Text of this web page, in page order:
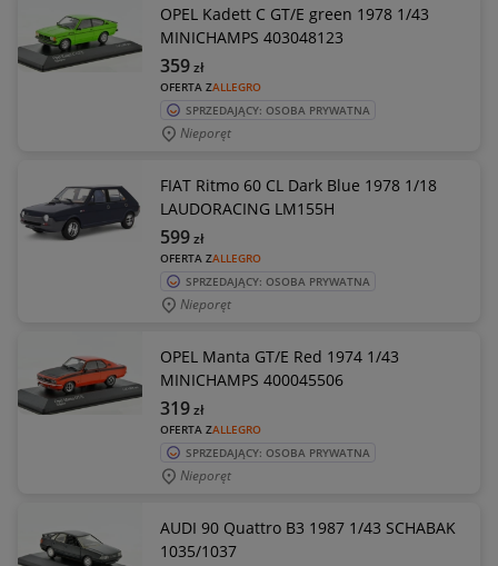
OPEL Kadett C GT/E green 1978 1/43
MINICHAMPS 403048123
OFERTA ZALLEGRO
359zł
SPRZEDAJĄCY: OSOBA PRYWATNA
Nieporęt
FIAT Ritmo 60 CL Dark Blue 1978 1/18
LAUDORACING LM155H
OFERTA ZALLEGRO
599zł
SPRZEDAJĄCY: OSOBA PRYWATNA
Nieporęt
OPEL Manta GT/E Red 1974 1/43
MINICHAMPS 400045506
OFERTA ZALLEGRO
319zł
SPRZEDAJĄCY: OSOBA PRYWATNA
Nieporęt
AUDI 90 Quattro B3 1987 1/43 SCHABAK
1035/1037